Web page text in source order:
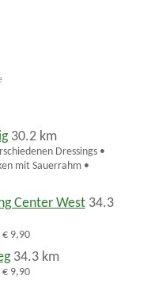
30.2 km
Dressings •
mit Sauerrahm •
Center West 34.3
€ 9,90
34.3 km
€ 9,90